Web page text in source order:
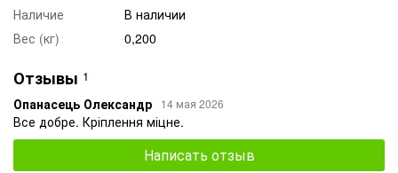
Наличие
В наличии
Вес (кг)
0,200
Отзывы 1
Опанасець Олександр 14 мая 2026
Все добре. Кріплення міцне.
Написать отзыв